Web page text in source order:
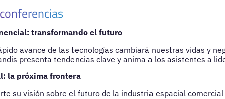
transformando el futuro
avance de las tecnologías cambiará nuestras vidas y
presenta tendencias clave y anima a los asistentes a
la próxima frontera
su visión sobre el futuro de la industria espacial